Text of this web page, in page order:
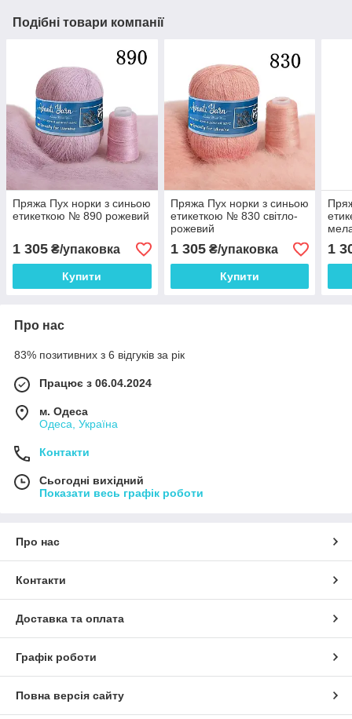
Подібні товари компанії
Пряжа Пух норки з синьою
етикеткою № 890 рожевий
1 305 ₴/упаковка
Купити
Пряжа Пух норки з синьою
етикеткою № 830 світло-
рожевий
1 305₴/упаковка
Купити
1
Про нас
83% позитивних з 6 відгуків за рік
Працює з 06.04.2024
м. Одеса
Одеса, Україна
Контакти
Сьогодні вихідний
Показати весь графік роботи
Про нас
Контакти
Доставка та оплата
Графік роботи
Повна версія сайту